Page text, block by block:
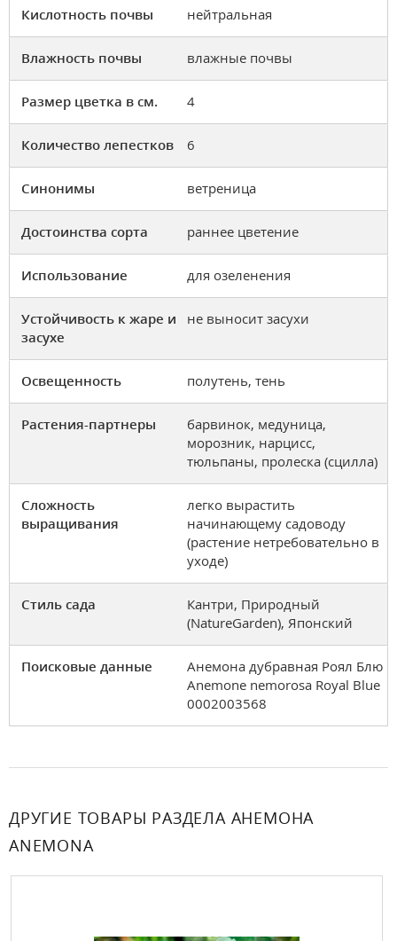
Кислотность почвы нейтральная
Влажность почвы влажные почвы
Размер цветка в см. 4
Количество лепестков 6
Синонимы ветреница
Достоинства сорта раннее цветение
Использование для озеленения
Устойчивость к жаре и
засухе
не выносит засухи
Освещенность полутень, тень
Растения-партнеры
барвинок, медуница,
морозник, нарцисс,
тюльпаны, пролеска (сцилла)
Сложность
выращивания
легко вырастить
начинающему садоводу
(растение нетребовательно в
уходе)
Стиль сада
Кантри, Природный
(NatureGarden), Японский
Поисковые данные
Анемона дубравная Роял Блю
Anemone nemorosa Royal Blue
0002003568
ДРУГИЕ ТОВАРЫ РАЗДЕЛА АНЕМОНА
ANEMONA